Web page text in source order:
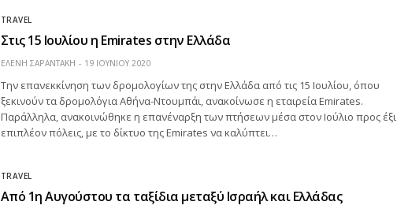
TRAVEL
Στις 15 Ιουλίου η Emirates στην Ελλάδα
ΕΛΕΝΗ ΣΑΡΑΝΤΑΚΗ 19 ΙΟΥΝΊΟΥ 2020
Την επανεκκίνηση των δρομολογίων της στην Ελλάδα από τις 15 Ιουλίου, όπου
ξεκινούν τα δρομολόγια Αθήνα-Ντουμπάι, ανακοίνωσε η εταιρεία Emirates.
Παράλληλα, ανακοινώθηκε η επανέναρξη των πτήσεων μέσα στον Ιούλιο προς έξι
επιπλέον πόλεις, με το δίκτυο της Emirates να καλύπτει…
TRAVEL
Από 1η Αυγούστου τα ταξίδια μεταξύ Ισραήλ και Ελλάδας